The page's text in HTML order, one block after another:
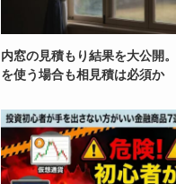
内窓の見積もり結果を大公開
を使う場合も相見積は必須か